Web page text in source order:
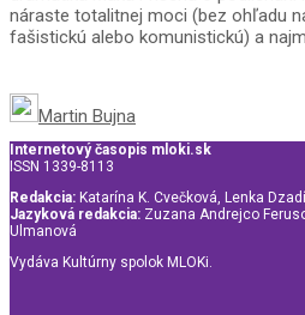
náraste totalitnej moci (bez ohľadu
fašistickú alebo komunistickú) a
Martin Bujna
Internetový časopis mloki.sk
ISSN 1339-8113
Redakcia: Katarína K. Cvečková, Lenka
Jazyková redakcia: Zuzana Andrejco
Ulmanová
Vydáva Kultúrny spolok MLOKi.